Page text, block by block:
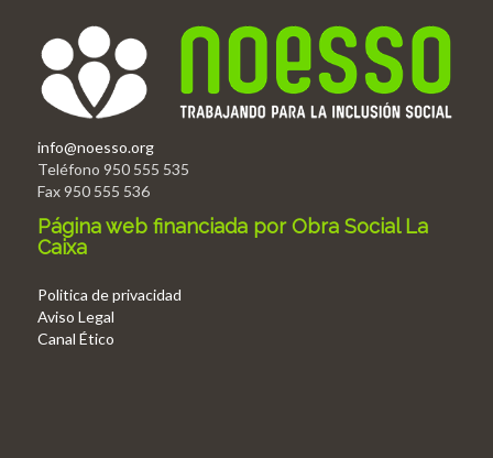
info@noesso.org
Teléfono 950 555 535
Fax 950 555 536
Página web financiada por Obra Social La
Caixa
Politica de privacidad
Aviso Legal
Canal Ético